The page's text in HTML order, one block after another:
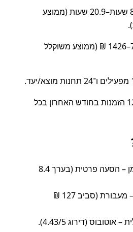
טווחי משך כוללים: 8.4 שעות–20.9 שעות (ממוצע
טווחי מחיר כוללים: 78–1426 ₪ (ממוצע משוקלל
סה״כ נרשמו כ־12,590 הזמנות בחודש האחרון בכל
למי שחשוב הזמן – הסעה פרטית (בערך 8.4
לתקציב מוגבל – מעבורת (סביב 127 ₪
(דירוג 4.43/5).